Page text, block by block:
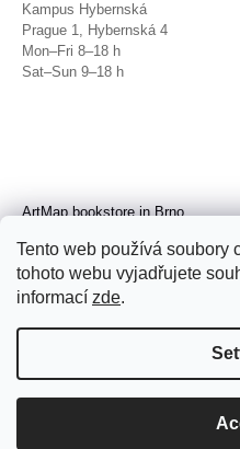
Tento web používá soubory
tohoto webu vyjadřujete
informací zde.
Kampus Hybernská
Prague 1, Hybernská 4
Mon–Fri 8–18 h
Sat–Sun 9–18 h
ArtMap bookstore in Brno
Brno, Radnická 4
Tue–Fri 11–19 h
Sat 14–19 h
© 2026 ArtMap. All rights